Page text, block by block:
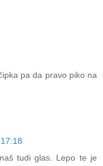
pa da pravo piko na
tudi glas. Lepo te je